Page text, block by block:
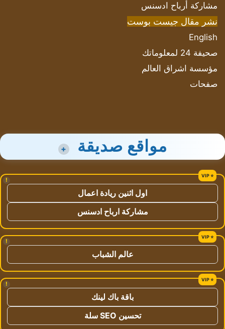
مشاركة أرباح ادسنس
نشر مقال جيست بوست
English
صحيفة 24 لمعلوماتك
مؤسسة اشراق العالم
صفحات
مواقع صديقة +
!
اول اثنين ريادة اعمال
مشاركة ارباح ادسنس
!
عالم الشباب
!
باقة باك لينك
تحسين SEO سلة